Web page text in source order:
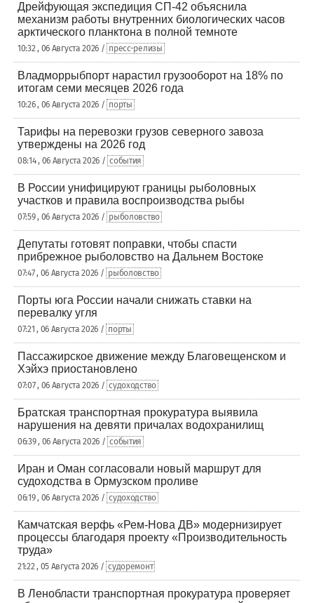
Дрейфующая экспедиция СП-42 объяснила
механизм работы внутренних биологических часов
арктического планктона в полной темноте
10:32 , 06 Августа 2026 / пресс-релизы
Владморрыбпорт нарастил грузооборот на 18% по
итогам семи месяцев 2026 года
10:26 , 06 Августа 2026 / порты
Тарифы на перевозки грузов северного завоза
утверждены на 2026 год
08:14 , 06 Августа 2026 / события
В России унифицируют границы рыболовных
участков и правила воспроизводства рыбы
07:59 , 06 Августа 2026 / рыболовство
Депутаты готовят поправки, чтобы спасти
прибрежное рыболовство на Дальнем Востоке
07:47 , 06 Августа 2026 / рыболовство
Порты юга России начали снижать ставки на
перевалку угля
07:21 , 06 Августа 2026 / порты
Пассажирское движение между Благовещенском и
Хэйхэ приостановлено
07:07 , 06 Августа 2026 / судоходство
Братская транспортная прокуратура выявила
нарушения на девяти причалах водохранилищ
06:39 , 06 Августа 2026 / события
Иран и Оман согласовали новый маршрут для
судоходства в Ормузском проливе
06:19 , 06 Августа 2026 / судоходство
Камчатская верфь «Рем-Нова ДВ» модернизирует
процессы благодаря проекту «Производительность
труда»
21:22 , 05 Августа 2026 / судоремонт
В Ленобласти транспортная прокуратура проверяет